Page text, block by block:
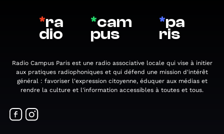
*ra
dio
*cam
pus
*pa
ris
Radio Campus Paris est une radio associative locale qui vise à initier
aux pratiques radiophoniques et qui défend une mission d'intérêt
général : favoriser l'expression citoyenne, éduquer aux médias et
rendre la culture et l'information accessibles à toutes et tous.